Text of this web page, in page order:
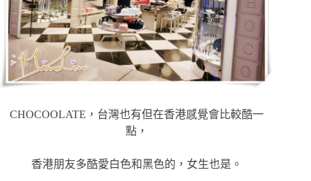
CHOCOOLATE，台灣也有但在香港感覺會比較酷一
點，
香港朋友多酷愛白色和黑色的，女生也是。